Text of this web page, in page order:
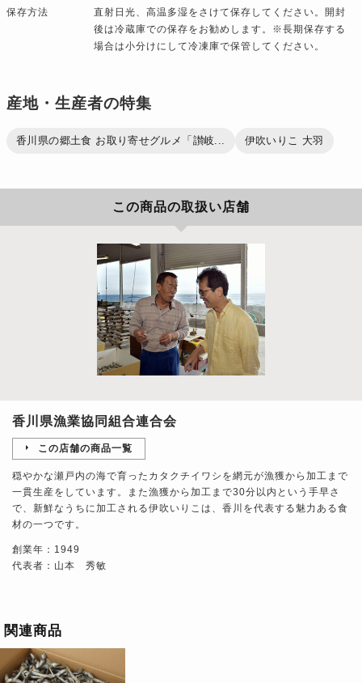
保存方法
直射日光、高温多湿をさけて保存してください。開封
後は冷蔵庫での保存をお勧めします。※長期保存する
場合は小分けにして冷凍庫で保管してください。
産地・生産者の特集
香川県の郷土食 お取り寄せグルメ「讃岐... 伊吹いりこ 大羽
この商品の取扱い店舗
香川県漁業協同組合連合会
この店舗の商品一覧
穏やかな瀬戸内の海で育ったカタクチイワシを網元が漁獲から加工まで
一貫生産をしています。また漁獲から加工まで30分以内という手早さ
で、新鮮なうちに加工される伊吹いりこは、香川を代表する魅力ある食
材の一つです。
創業年：1949
代表者：山本 秀敏
関連商品